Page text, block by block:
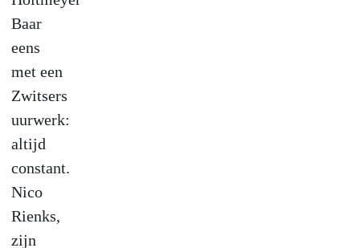
Baar
eens
met een
Zwitsers
uurwerk:
altijd
constant.
Nico
Rienks,
zijn